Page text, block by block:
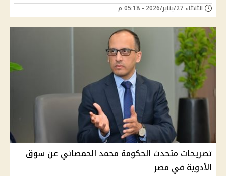
الثلاثاء 27/يناير/2026 - 05:18 م
تصريحات متحدث الحكومة محمد الحمصاني عن سوق
الأدوية في مصر